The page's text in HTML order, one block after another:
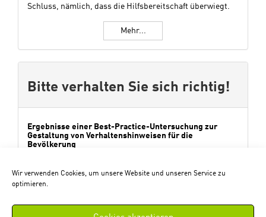
Wir verwenden Cookies, um unsere Website und unseren Service zu
optimieren.
Schluss, nämlich, dass die Hilfsbereitschaft überwiegt.
Mehr...
Bitte verhalten Sie sich richtig!
Ergebnisse einer Best-Practice-Untersuchung zur
Gestaltung von Verhaltenshinweisen für die
Bevölkerung
werden die Betroffenen mit zahlreichen Empfehlungen
zum richtigen Verhalten konfrontiert. Diese Hinweise